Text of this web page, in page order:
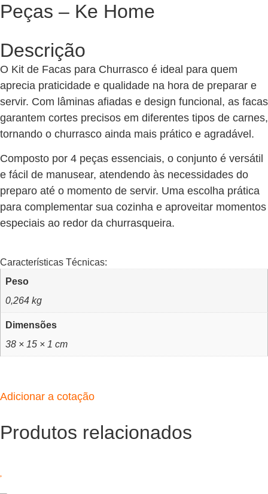
Peças – Ke Home
Descrição
O Kit de Facas para Churrasco é ideal para quem
aprecia praticidade e qualidade na hora de preparar e
servir. Com lâminas afiadas e design funcional, as facas
garantem cortes precisos em diferentes tipos de carnes,
tornando o churrasco ainda mais prático e agradável.
Composto por 4 peças essenciais, o conjunto é versátil
e fácil de manusear, atendendo às necessidades do
preparo até o momento de servir. Uma escolha prática
para complementar sua cozinha e aproveitar momentos
especiais ao redor da churrasqueira.
Características Técnicas:
Peso
0,264 kg
Dimensões
38 × 15 × 1 cm
Adicionar a cotação
Produtos relacionados